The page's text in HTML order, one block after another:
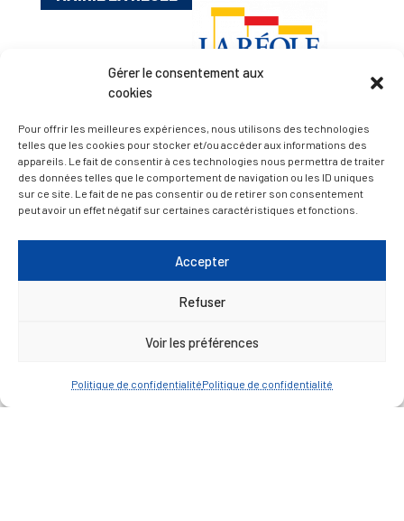
Gérer le consentement aux
cookies
Pour offrir les meilleures expériences, nous utilisons des technologies
telles que les cookies pour stocker et/ou accéder aux informations des
appareils. Le fait de consentir à ces technologies nous permettra de traiter
des données telles que le comportement de navigation ou les ID uniques
sur ce site. Le fait de ne pas consentir ou de retirer son consentement
peut avoir un effet négatif sur certaines caractéristiques et fonctions.
Accepter
Refuser
Voir les préférences
Politique de confidentialitéPolitique de confidentialité
Esplanade Charles de Gaulle
33 190 La Réole
05 56 61 10 11
Du lundi au jeudi inclus : 8h30 à 12h30 et 13h30 à
17h00
— Contacter la Mairie